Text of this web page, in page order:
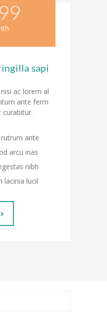
Uhr
sapi
ac lorem al
ante ferm
ante
arcu inas
nibh
lacinia lucil